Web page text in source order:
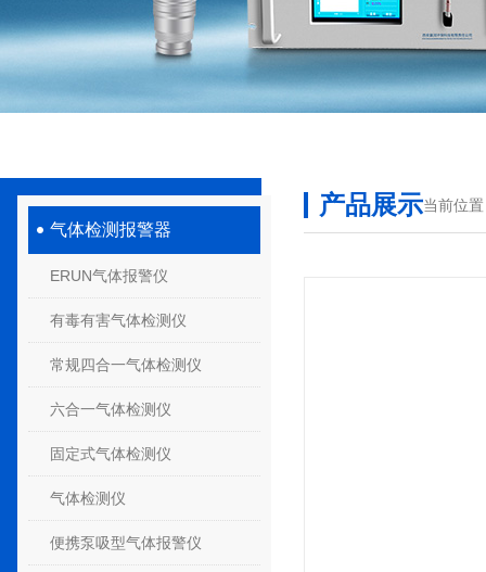
气体检测报警器
ERUN气体报警仪
有毒有害气体检测仪
常规四合一气体检测仪
六合一气体检测仪
固定式气体检测仪
气体检测仪
便携泵吸型气体报警仪
产品展示当前位